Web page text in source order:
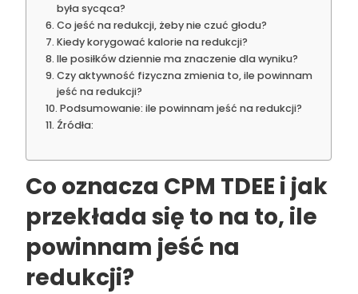
była sycąca?
Co jeść na redukcji, żeby nie czuć głodu?
Kiedy korygować kalorie na redukcji?
Ile posiłków dziennie ma znaczenie dla wyniku?
Czy aktywność fizyczna zmienia to, ile powinnam
jeść na redukcji?
Podsumowanie: ile powinnam jeść na redukcji?
Źródła:
Co oznacza CPM TDEE i jak
przekłada się to na to, ile
powinnam jeść na
redukcji?